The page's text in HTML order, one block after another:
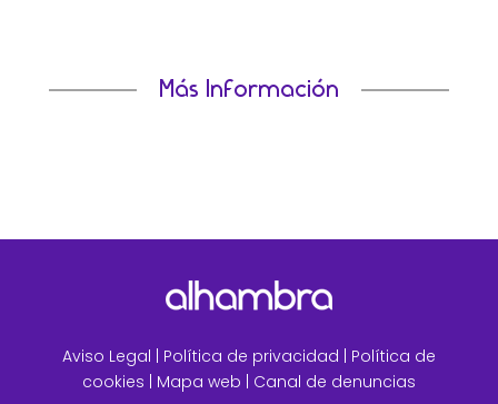
Más Información
Aviso Legal Política de privacidad | Política de
cookies | Mapa web Canal de denuncias